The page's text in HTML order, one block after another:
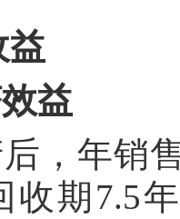
益
益
，年销
收期7.5